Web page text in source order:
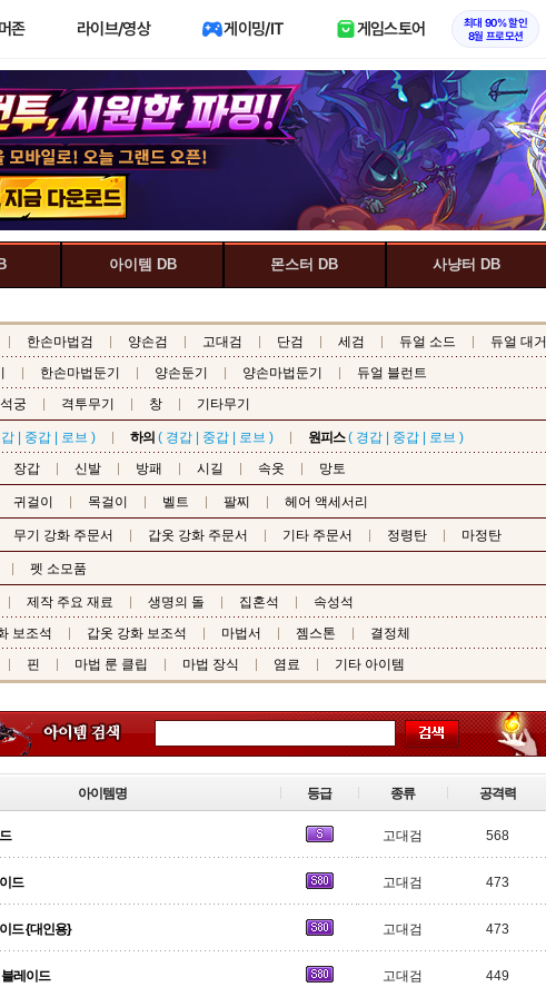
존 라이브/영상 게이밍/IT 게임스토어
최대 90% 할인
8월 프로모션
아이템 DB 몬스터 DB 사냥터 DB
한손마법검 양손검 고대검 단검 세검 듀얼 소드
듀얼 대거
한손마법둔기 양손둔기 양손마법둔기
듀얼 블런트
석궁 격투무기 창 기타무기
중갑 로브 ) 하의 ( 경갑 중갑 로브 ) 원피스( 경갑 중갑 로브 )
장갑 신발 방패 시길 속옷 망토
귀걸이 목걸이 벨트 팔찌 헤어 액세서리
무기 강화 주문서 갑옷 강화 주문서 기타 주문서 정령탄 마정탄
펫 소모품
제작 주요 재료 생명의 돌 집혼석
속성석
보조석
갑옷 강화 보조석 마법서 젬스톤
결정체
핀 마법 룬 클립 마법 장식 염료 기타 아이템
아이템명 등급 종류 공격력
고대검 568
드 고대검 473
드 {대인용} 고대검 473
레이드 고대검 449